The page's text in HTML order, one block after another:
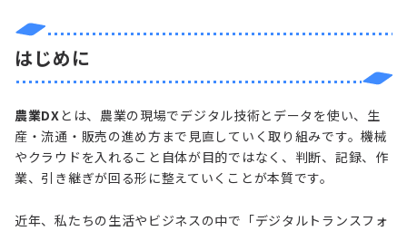
はじめに
農業DXとは、農業の現場でデジタル技術とデータを使い、生
産・流通・販売の進め方まで見直していく取り組みです。機械
やクラウドを入れること自体が目的ではなく、判断、記録、作
業、引き継ぎが回る形に整えていくことが本質です。
近年、私たちの生活やビジネスの中で「デジタルトランスフォ